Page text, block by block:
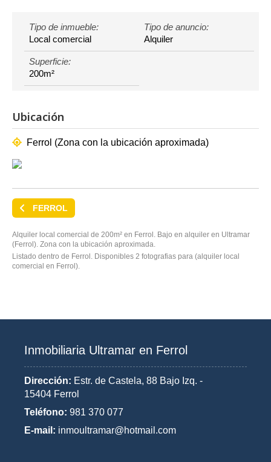
Tipo de inmueble:
Local comercial
Tipo de anuncio:
Alquiler
Superficie:
200m²
Ubicación
Ferrol (Zona con la ubicación aproximada)
FERROL
Alquiler local comercial de 200m² en Ferrol. Bajo en alquiler en Ultramar
(Ferrol). Zona con la ubicación aproximada.
Listado dentro de Ferrol. Disponibles 2 fotografias para (alquiler local
comercial en Ferrol).
Inmobiliaria Ultramar en Ferrol
Dirección: Estr. de Castela, 88 Bajo Izq. -
15404 Ferrol
Teléfono: 981 370 077
E-mail: inmoultramar@hotmail.com